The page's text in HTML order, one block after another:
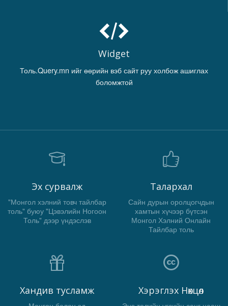
Widget
Толь.Query.mn ийг өөрийн вэб сайт руу холбож ашиглах
боломжтой
Эх сурвалж
"Монгол хэлний товч тайлбар
толь" буюу "Цэвэлийн Ногоон
Толь" дээр үндэслэв
Талархал
Сайн дурын оролцогчдын
хамтын хүчээр бүтсэн
Монгол Хэлний Онлайн
Тайлбар толь
Хандив тусламж Хэрэглэх Нөхцөл